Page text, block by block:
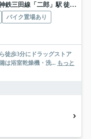
鉄三田線「二郎」駅 徒歩13分
バイク置場あり
徒歩3分にドラッグストア
は浴室乾燥機・洗... もっと